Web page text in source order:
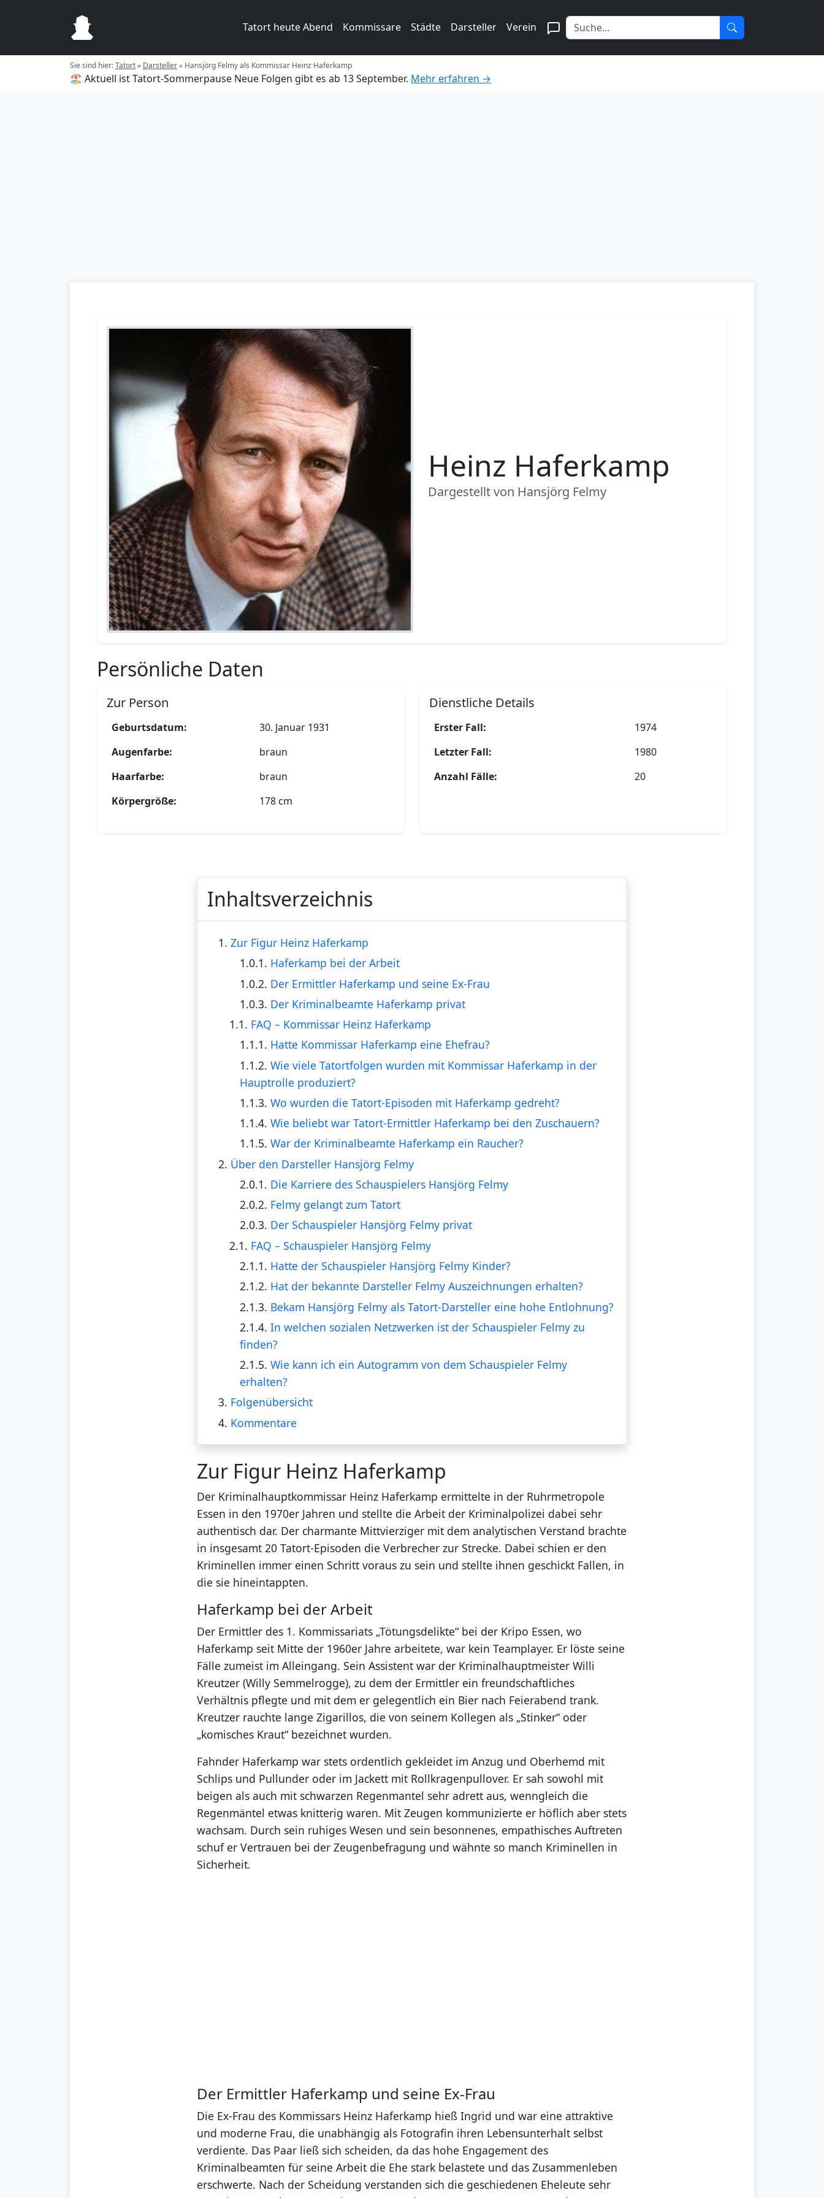
Tatort heute Abend Kommissare Städte Darsteller Verein
Sie sind hier:Tatort» Darsteller» Hansjörg Felmy als Kommissar Heinz Haferkamp
🏖️ Aktuell ist Tatort-Sommerpause Neue Folgen gibt es ab 13 September. Mehr erfahren →
Heinz Haferkamp
Dargestellt von Hansjörg Felmy
Persönliche Daten
Zur Person
Geburtsdatum:
30. Januar 1931
Augenfarbe:
braun
Haarfarbe:
braun
Körpergröße:
178 cm
Dienstliche Details
Erster Fall:
1974
Letzter Fall:
1980
Anzahl Fälle:
20
Inhaltsverzeichnis
1. Zur Figur Heinz Haferkamp
1.0.1. Haferkamp bei der Arbeit
1.0.2. Der Ermittler Haferkamp und seine Ex-Frau
1.0.3. Der Kriminalbeamte Haferkamp privat
1.1. FAQ – Kommissar Heinz Haferkamp
1.1.1. Hatte Kommissar Haferkamp eine Ehefrau?
1.1.2.Wie viele Tatortfolgen wurden mit Kommissar Haferkamp in der
Hauptrolle produziert?
1.1.3.Wo wurden die Tatort-Episoden mit Haferkamp gedreht?
1.1.4.Wie beliebt war Tatort-Ermittler Haferkamp bei den Zuschauern?
1.1.5.War der Kriminalbeamte Haferkamp ein Raucher?
2. Über den Darsteller Hansjörg Felmy
2.0.1. Die Karriere des Schauspielers Hansjörg Felmy
2.0.2. Felmy gelangt zum Tatort
2.0.3. Der Schauspieler Hansjörg Felmy privat
2.1. FAQ – Schauspieler Hansjörg Felmy
2.1.1. Hatte der Schauspieler Hansjörg Felmy Kinder?
2.1.2. Hat der bekannte Darsteller Felmy Auszeichnungen erhalten?
2.1.3. Bekam Hansjörg Felmy als Tatort-Darsteller eine hohe Entlohnung?
2.1.4.In welchen sozialen Netzwerken ist der Schauspieler Felmy zu
finden?
2.1.5.Wie kann ich ein Autogramm von dem Schauspieler Felmy
erhalten?
3. Folgenübersicht
4. Kommentare
Zur Figur Heinz Haferkamp
Der Kriminalhauptkommissar Heinz Haferkamp ermittelte in der Ruhrmetropole
Essen in den 1970er Jahren und stellte die Arbeit der Kriminalpolizei dabei sehr
authentisch dar. Der charmante Mittvierziger mit dem analytischen Verstand brachte
in insgesamt 20 Tatort-Episoden die Verbrecher zur Strecke. Dabei schien er den
Kriminellen immer einen Schritt voraus zu sein und stellte ihnen geschickt Fallen, in
die sie hineintappten.
Haferkamp bei der Arbeit
Der Ermittler des 1. Kommissariats „Tötungsdelikte“ bei der Kripo Essen, wo
Haferkamp seit Mitte der 1960er Jahre arbeitete, war kein Teamplayer. Er löste seine
Fälle zumeist im Alleingang. Sein Assistent war der Kriminalhauptmeister Willi
Kreutzer (Willy Semmelrogge), zu dem der Ermittler ein freundschaftliches
Verhältnis pflegte und mit dem er gelegentlich ein Bier nach Feierabend trank.
Kreutzer rauchte lange Zigarillos, die von seinem Kollegen als „Stinker“ oder
„komisches Kraut“ bezeichnet wurden.
Fahnder Haferkamp war stets ordentlich gekleidet im Anzug und Oberhemd mit
Schlips und Pullunder oder im Jackett mit Rollkragenpullover. Er sah sowohl mit
beigen als auch mit schwarzen Regenmantel sehr adrett aus, wenngleich die
Regenmäntel etwas knitterig waren. Mit Zeugen kommunizierte er höflich aber stets
wachsam. Durch sein ruhiges Wesen und sein besonnenes, empathisches Auftreten
schuf er Vertrauen bei der Zeugenbefragung und wähnte so manch Kriminellen in
Sicherheit.
Der Ermittler Haferkamp und seine Ex-Frau
Die Ex-Frau des Kommissars Heinz Haferkamp hieß Ingrid und war eine attraktive
und moderne Frau, die unabhängig als Fotografin ihren Lebensunterhalt selbst
verdiente. Das Paar ließ sich scheiden, da das hohe Engagement des
Kriminalbeamten für seine Arbeit die Ehe stark belastete und das Zusammenleben
erschwerte. Nach der Scheidung verstanden sich die geschiedenen Eheleute sehr